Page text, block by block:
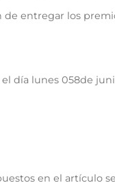
entregar los
día lunes 058de
en el artículo